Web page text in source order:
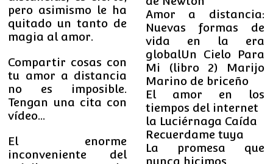
pero asimismo le ha
quitado un tanto de
magia al amor.
Compartir cosas con
tu amor a distancia
no es imposible.
Tengan una cita con
vídeo…
El enorme
inconveniente del
Amor a distancia:
Nuevas formas de
vida en la era
globalUn Cielo Para
Mi (libro 2) Marijo
Marino de briceño
El amor en los
tiempos del internet
la Luciérnaga Caída
Recuerdame tuya
La promesa que
nunca hicimos